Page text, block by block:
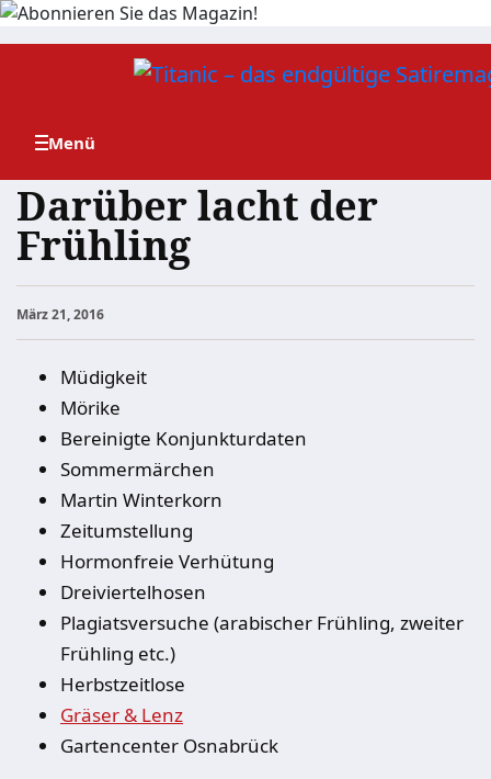
Zum
Darüber lacht der
Frühling
März 21, 2016
Müdigkeit
Mörike
Bereinigte Konjunkturdaten
Sommermärchen
Martin Winterkorn
Zeitumstellung
Hormonfreie Verhütung
Dreiviertelhosen
Plagiatsversuche (arabischer Frühling, zweiter
Frühling etc.)
Herbstzeitlose
Gräser & Lenz
Gartencenter Osnabrück